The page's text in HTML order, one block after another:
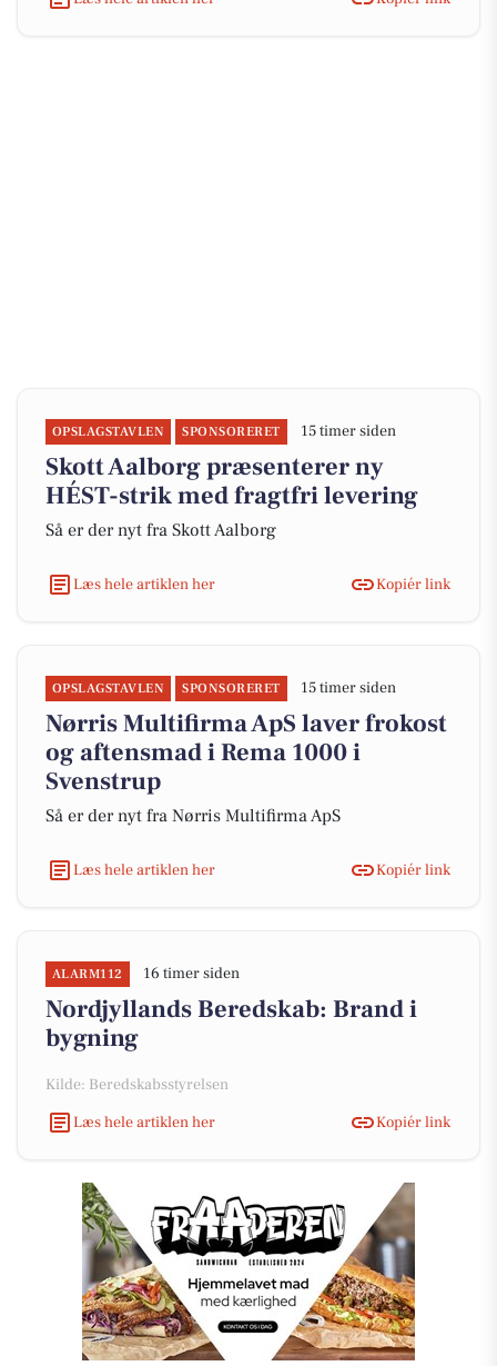
OPSLAGSTAVLEN SPONSORERET 15 timer siden
Skott Aalborg præsenterer ny
HÉST-strik med fragtfri levering
Så er der nyt fra Skott Aalborg
Læs hele artiklen her Kopiér link
OPSLAGSTAVLEN SPONSORERET 15 timer siden
Nørris Multifirma ApS laver frokost
og aftensmad i Rema 1000 i
Svenstrup
Så er der nyt fra Nørris Multifirma ApS
Læs hele artiklen her Kopiér link
ALARM112 16 timer siden
Nordjyllands Beredskab: Brand i
bygning
Kilde: Beredskabsstyrelsen
Læs hele artiklen her
Kopiér link